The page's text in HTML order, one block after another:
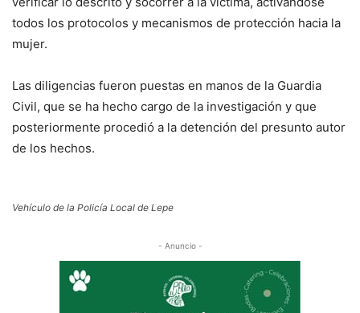
todos los protocolos y mecanismos de protección hacia la
mujer.
Las diligencias fueron puestas en manos de la Guardia
Civil, que se ha hecho cargo de la investigación y que
posteriormente procedió a la detención del presunto autor
de los hechos.
Vehículo de la Policía Local de Lepe
- Anuncio -